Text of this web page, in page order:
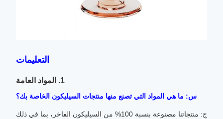
التعليمات
1. المواد العامة
س: ما هي المواد التي تصنع منها منتجات السيليكون الخاصة بك؟
ج: منتجاتنا مصنوعة بنسبة 100% من السيليكون الفاخر، بما في ذلك